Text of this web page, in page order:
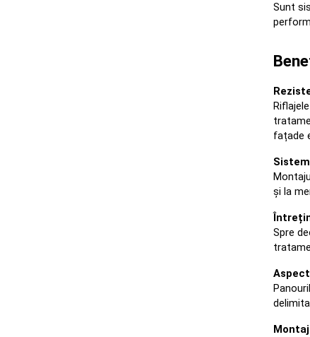
Sunt
fațade
și la
Spre